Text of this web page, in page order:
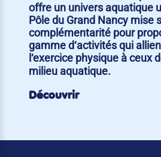
offre un univers aquatique
Pôle du Grand Nancy mise
complémentarité pour
gamme d‘activités qui
l‘exercice physique à ceux
milieu aquatique.
Découvrir